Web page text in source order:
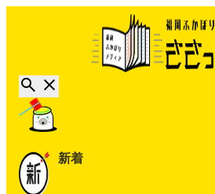
新着